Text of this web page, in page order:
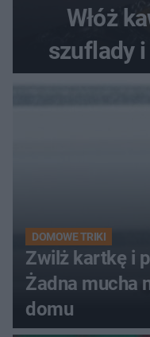
Włóż
szuflady
DOMOWE TRIKI
Zwilż kartkę i
Żadna mucha
domu